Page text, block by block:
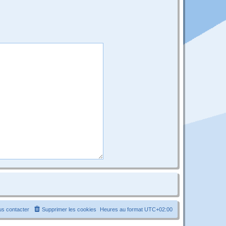
Heures au format UTC+02:00
Supprimer les cookies
contacter